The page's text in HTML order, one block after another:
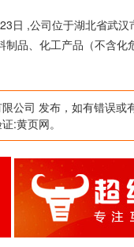
日 ,公司位于湖北省武
品、化工产品（不含
公司 发布，如有错误或
:黄页网。